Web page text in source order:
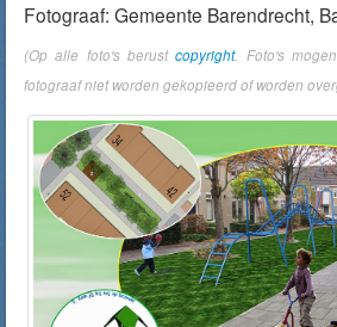
Fotograaf: Gemeente Barendrecht,
(Op alle foto's berustcopyright. Foto's
fotograaf niet worden gekopieerd of worden